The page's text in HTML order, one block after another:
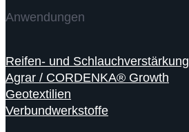
Anwendungen
Reifen- und Schlauchverstärkung
Agrar / CORDENKA® Growth
Geotextilien
Verbundwerkstoffe